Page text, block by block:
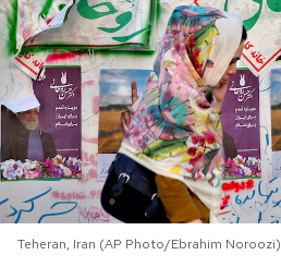
PODCAST
NEWSLETTER
I MIEI PREFERITI
SHOP
Teheran, Iran (AP Photo/Ebrahim Noroozi)